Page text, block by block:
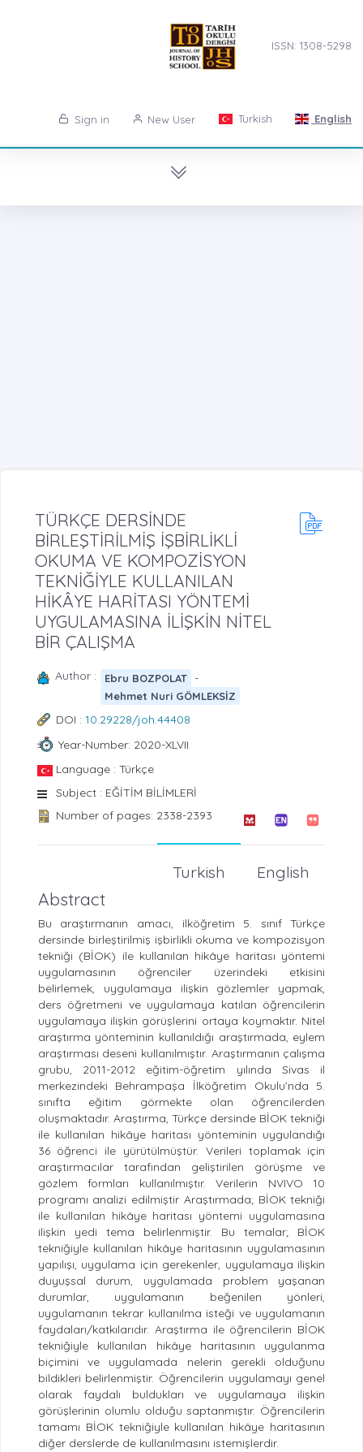
ISSN: 1308-5298
Sign in New User Turkish English
TÜRKÇE DERSİNDE
BİRLEŞTİRİLMİŞ İŞBİRLİKLİ
OKUMA VE KOMPOZİSYON
TEKNİĞİYLE KULLANILAN
HİKÂYE HARİTASI YÖNTEMİ
UYGULAMASINA İLİŞKİN NİTEL
BİR ÇALIŞMA
Author : Ebru BOZPOLAT -
Mehmet Nuri GÖMLEKSİZ
DOI : 10.29228/joh.44408
Year-Number: 2020-XLVII
Language : Türkçe
Subject : EĞİTİM BİLİMLERİ
Number of pages: 2338-2393
English
Turkish
Abstract
Bu araştırmanın amacı, ilköğretim 5. sınıf Türkçe
dersinde birleştirilmiş işbirlikli okuma ve kompozisyon
tekniği (BİOK) ile kullanılan hikâye haritası yöntemi
uygulamasının öğrenciler üzerindeki etkisini
belirlemek, uygulamaya ilişkin gözlemler yapmak,
ders öğretmeni ve uygulamaya katılan öğrencilerin
uygulamaya ilişkin görüşlerini ortaya koymaktır. Nitel
araştırma yönteminin kullanıldığı araştırmada, eylem
araştırması deseni kullanılmıştır. Araştırmanın çalışma
grubu, 2011-2012 eğitim-öğretim yılında Sivas il
merkezindeki Behrampaşa İlköğretim Okulu’nda 5.
sınıfta eğitim görmekte olan öğrencilerden
oluşmaktadır. Araştırma, Türkçe dersinde BİOK tekniği
ile kullanılan hikâye haritası yönteminin uygulandığı
36 öğrenci ile yürütülmüştür. Verileri toplamak için
araştırmacılar tarafından geliştirilen görüşme ve
gözlem formları kullanılmıştır. Verilerin NVIVO 10
programı analizi edilmiştir Araştırmada; BİOK tekniği
ile kullanılan hikâye haritası yöntemi uygulamasına
ilişkin yedi tema belirlenmiştir. Bu temalar; BİOK
tekniğiyle kullanılan hikâye haritasının uygulamasının
yapılışı, uygulama için gerekenler, uygulamaya ilişkin
duyuşsal durum, uygulamada problem yaşanan
durumlar, uygulamanın beğenilen yönleri,
uygulamanın tekrar kullanılma isteği ve uygulamanın
faydaları/katkılarıdır. Araştırma ile öğrencilerin BİOK
tekniğiyle kullanılan hikâye haritasının uygulanma
biçimini ve uygulamada nelerin gerekli olduğunu
bildikleri belirlenmiştir. Öğrencilerin uygulamayı genel
olarak faydalı buldukları ve uygulamaya ilişkin
görüşlerinin olumlu olduğu saptanmıştır. Öğrencilerin
tamamı BİOK tekniğiyle kullanılan hikâye haritasının
diğer derslerde de kullanılmasını istemişlerdir.